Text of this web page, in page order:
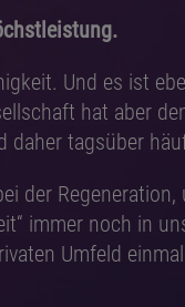
Und es ist
hat aber
tagsüber
der
immer noch in
Umfeld